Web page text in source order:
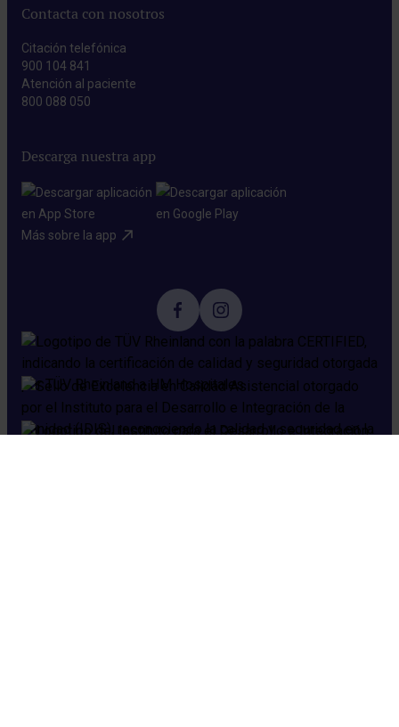
Contacta con nosotros
Citación telefónica
900 104 841
Atención al paciente
800 088 050
Descarga nuestra app
Más sobre la app​